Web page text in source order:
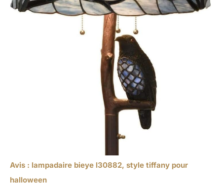
Avis : lampadaire bieye l30882, style tiffany pour
halloween